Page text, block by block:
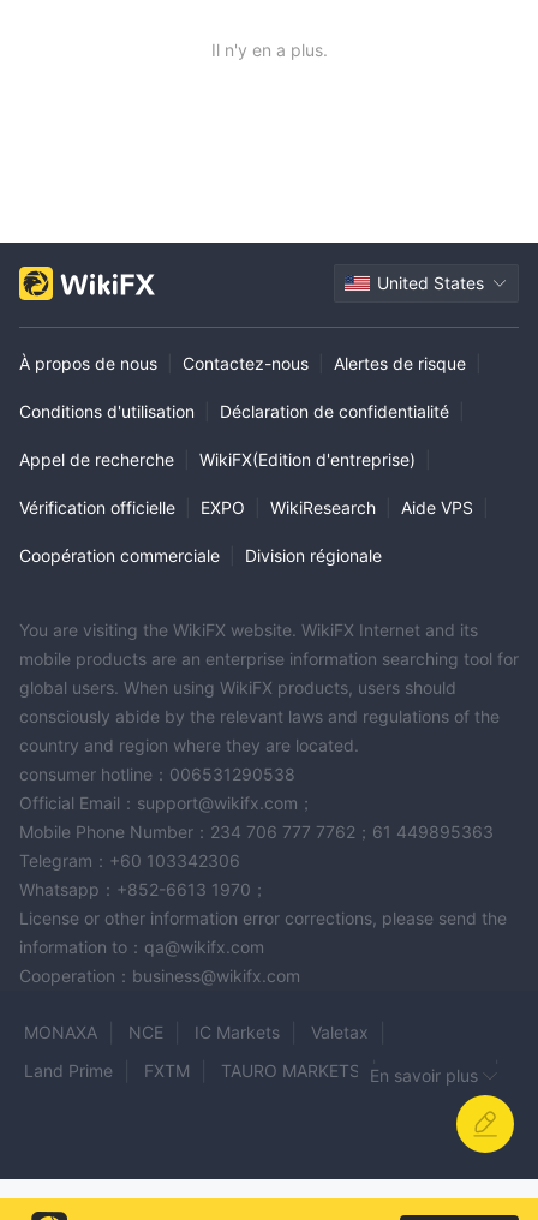
Il n'y en a plus.
United States
À propos de nous Contactez-nous Alertes de risque
Conditions d'utilisation Déclaration de confidentialité
Appel de recherche WikiFX(Edition d'entreprise)
Vérification officielle EXPO WikiResearch Aide VPS
Coopération commerciale Division régionale
You are visiting the WikiFX website. WikiFX Internet and its
mobile products are an enterprise information searching tool for
global users. When using WikiFX products, users should
consciously abide by the relevant laws and regulations of the
country and region where they are located.
consumer hotline：006531290538
Official Email：support@wikifx.com；
Mobile Phone Number：234 706 777 7762；61 449895363
Telegram：+60 103342306
Whatsapp：+852-6613 1970；
License or other information error corrections, please send the
information to：qa@wikifx.com
Cooperation：business@wikifx.com
MONAXA NCE IC Markets
Valetax
Land Prime
FXTM TAURO MARKETS
RFX Market
4T
EXPERT TRADES FX
River Prime SGB Corporation
En savoir plus